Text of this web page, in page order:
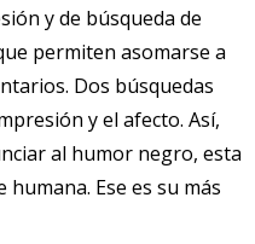
y de búsqueda de
permiten asomarse a
Dos búsquedas
y el afecto. Así,
al humor negro, esta
Ese es su más